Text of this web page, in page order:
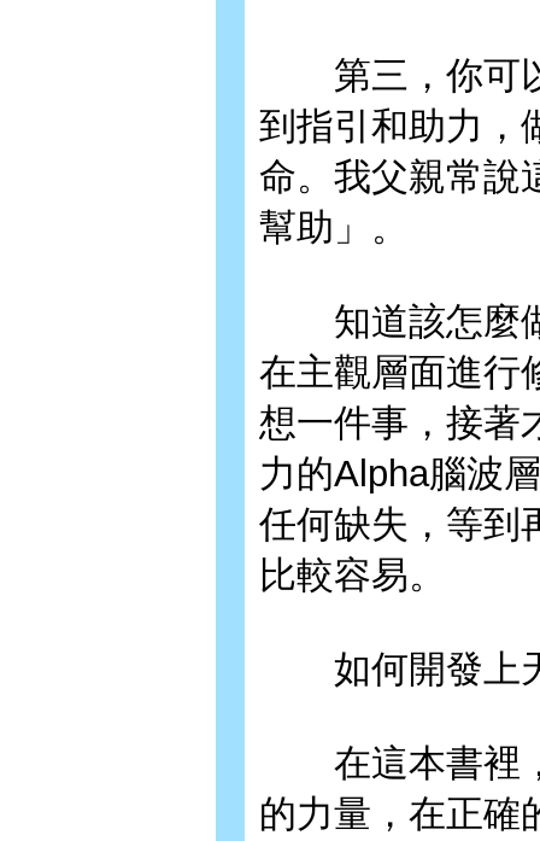
第三，你可以
到指引和助力，
命。我父親常說
幫助」。
知道該怎麼做
在主觀層面進行
想一件事，接著
力的Alpha腦波
任何缺失，等到
比較容易。
如何開發上
在這本書裡，
的力量，在正確